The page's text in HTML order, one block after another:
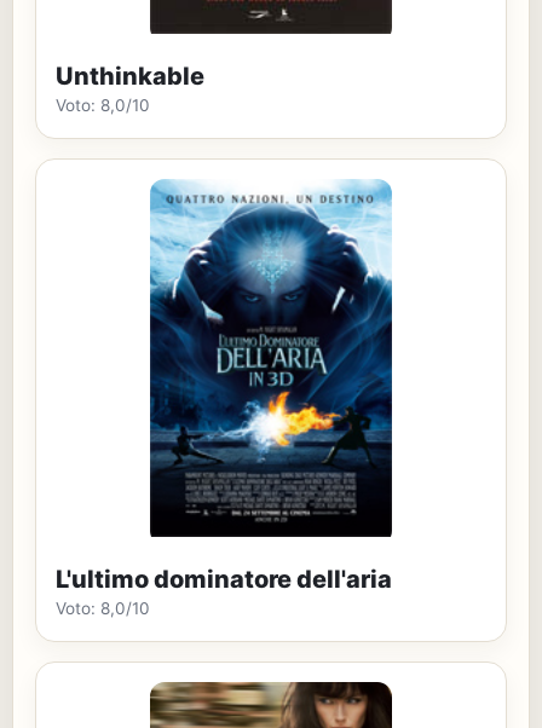
Unthinkable
Voto: 8,0/10
L'ultimo dominatore dell'aria
Voto: 8,0/10